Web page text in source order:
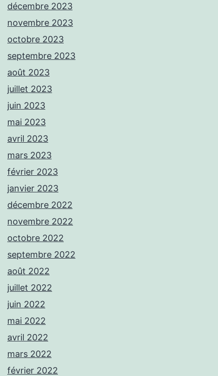
décembre 2023
novembre 2023
octobre 2023
septembre 2023
août 2023
juillet 2023
juin 2023
mai 2023
avril 2023
mars 2023
février 2023
janvier 2023
décembre 2022
novembre 2022
octobre 2022
septembre 2022
août 2022
juillet 2022
juin 2022
mai 2022
avril 2022
mars 2022
février 2022